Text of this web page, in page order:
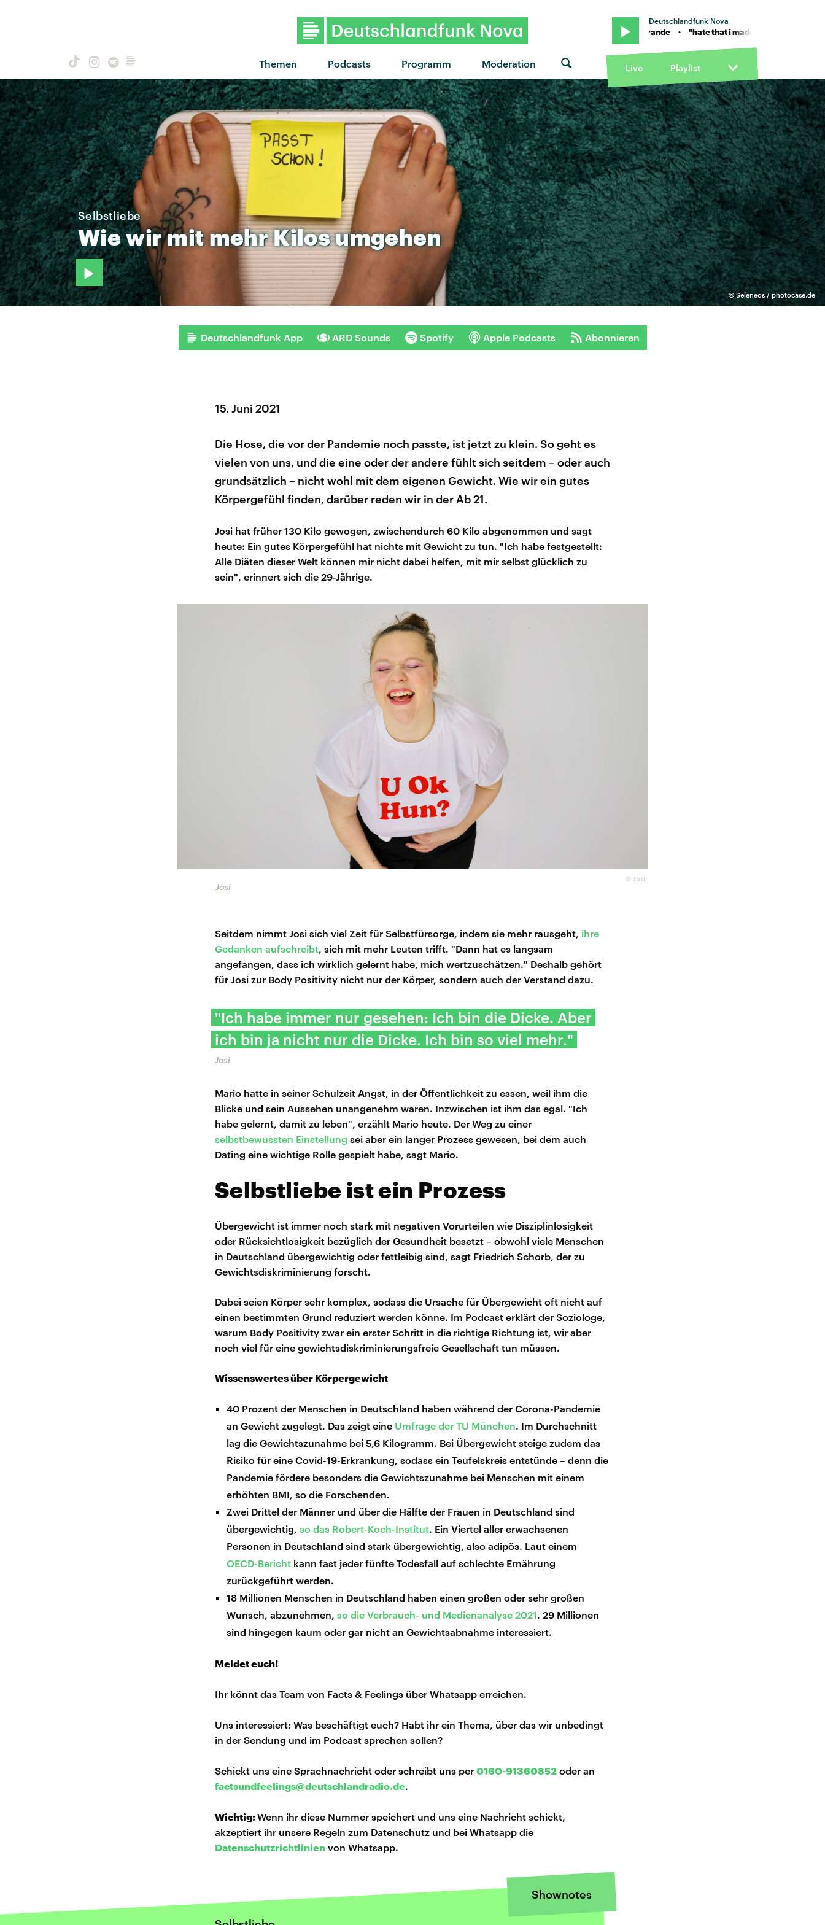
Themen Podcasts Programm Moderation
Deutschlandfunk Nova
"hate that i made you love me" von Ariana Grande · "hate that i made you love me" von Ariana
Live Playlist
©Seleneos / photocase.de
Selbstliebe
WiewirmitmehrKilosumgehen
Deutschlandfunk App ARD Sounds Spotify Apple Podcasts Abonnieren
15. Juni 2021
Die Hose, die vor der Pandemie noch passte, ist jetzt zu klein. So geht es
vielen von uns, und die eine oder der andere fühlt sich seitdem – oder auch
grundsätzlich – nicht wohl mit dem eigenen Gewicht. Wie wir ein gutes
Körpergefühl finden, darüber reden wir in der Ab 21.
Josi hat früher 130 Kilo gewogen, zwischendurch 60 Kilo abgenommen und sagt
heute: Ein gutes Körpergefühl hat nichts mit Gewicht zu tun. "Ich habe festgestellt:
Alle Diäten dieser Welt können mir nicht dabei helfen, mit mir selbst glücklich zu
sein", erinnert sich die 29-Jährige.
© Josi
Josi
Seitdem nimmt Josi sich viel Zeit für Selbstfürsorge, indem sie mehr rausgeht, ihre
Gedanken aufschreibt , sich mit mehr Leuten trifft. "Dann hat es langsam
angefangen, dass ich wirklich gelernt habe, mich wertzuschätzen." Deshalb gehört
für Josi zur Body Positivity nicht nur der Körper, sondern auch der Verstand dazu.
"Ich habe immer nur gesehen: Ich bin die Dicke. Aber
ich bin ja nicht nur die Dicke. Ich bin so viel mehr."
Josi
Mario hatte in seiner Schulzeit Angst, in der Öffentlichkeit zu essen, weil ihm die
Blicke und sein Aussehen unangenehm waren. Inzwischen ist ihm das egal. "Ich
habe gelernt, damit zu leben", erzählt Mario heute. Der Weg zu einer
selbstbewussten Einstellung sei aber ein langer Prozess gewesen, bei dem auch
Dating eine wichtige Rolle gespielt habe, sagt Mario.
Selbstliebe ist ein Prozess
Übergewicht ist immer noch stark mit negativen Vorurteilen wie Disziplinlosigkeit
oder Rücksichtlosigkeit bezüglich der Gesundheit besetzt – obwohl viele Menschen
in Deutschland übergewichtig oder fettleibig sind, sagt Friedrich Schorb, der zu
Gewichtsdiskriminierung forscht.
Dabei seien Körper sehr komplex, sodass die Ursache für Übergewicht oft nicht auf
einen bestimmten Grund reduziert werden könne. Im Podcast erklärt der Soziologe,
warum Body Positivity zwar ein erster Schritt in die richtige Richtung ist, wir aber
noch viel für eine gewichtsdiskriminierungsfreie Gesellschaft tun müssen.
Wissenswertes über Körpergewicht
40 Prozent der Menschen in Deutschland haben während der Corona-Pandemie
an Gewicht zugelegt. Das zeigt eine Umfrage der TU München. Im Durchschnitt
lag die Gewichtszunahme bei 5,6 Kilogramm. Bei Übergewicht steige zudem das
Risiko für eine Covid-19-Erkrankung, sodass ein Teufelskreis entstünde – denn die
Pandemie fördere besonders die Gewichtszunahme bei Menschen mit einem
erhöhten BMI, so die Forschenden.
Zwei Drittel der Männer und über die Hälfte der Frauen in Deutschland sind
übergewichtig,so das Robert-Koch-Institut. Ein Viertel aller erwachsenen
Personen in Deutschland sind stark übergewichtig, also adipös. Laut einem
OECD-Bericht kann fast jeder fünfte Todesfall auf schlechte Ernährung
zurückgeführt werden.
18 Millionen Menschen in Deutschland haben einen großen oder sehr großen
Wunsch, abzunehmen,so die Verbrauch- und Medienanalyse 2021. 29 Millionen
sind hingegen kaum oder gar nicht an Gewichtsabnahme interessiert.
Meldet euch!
Ihr könnt das Team von Facts & Feelings über Whatsapp erreichen.
Uns interessiert: Was beschäftigt euch? Habt ihr ein Thema, über das wir unbedingt
in der Sendung und im Podcast sprechen sollen?
Schickt uns eine Sprachnachricht oder schreibt uns per 0160-91360852 oder an
factsundfeelings@deutschlandradio.de.
Wichtig:Wenn ihr diese Nummer speichert und uns eine Nachricht schickt,
akzeptiert ihr unsere Regeln zum Datenschutz und bei Whatsapp die
Datenschutzrichtlinien von Whatsapp.
Shownotes